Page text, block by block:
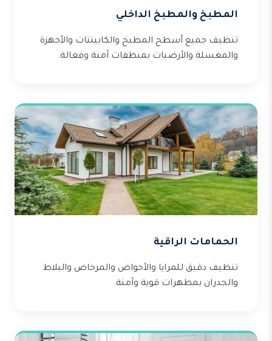
المطبخ والمطبخ الداخلي
تنظيف جميع أسطح المطبخ والكابينتات والأجهزة
والمغسلة والأرضيات بمنظفات آمنة وفعالة.
الحمامات الراقية
تنظيف دقيق للمرايا والأحواض والمرحاض والبلاط
والجدران بمطهرات قوية وآمنة.